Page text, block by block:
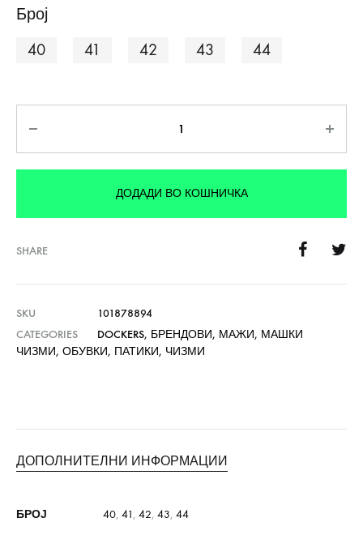
Број
40
41 42 43 44
ДОДАДИ ВО КОШНИЧКА
SHARE
SKU
101878894
CATEGORIES
DOCKERS, БРЕНДОВИ, МАЖИ, МАШКИ
ЧИЗМИ, ОБУВКИ, ПАТИКИ, ЧИЗМИ
ДОПОЛНИТЕЛНИ ИНФОРМАЦИИ
БРОЈ 40, 41, 42, 43, 44